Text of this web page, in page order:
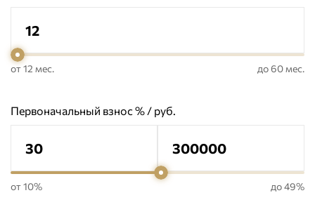
от 12 мес. до 60 мес.
Первоначальный взнос % / руб.
от 10% до 49%